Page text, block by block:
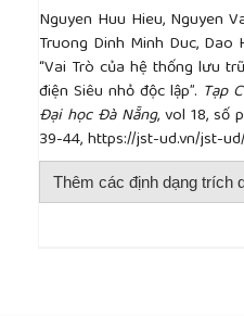
to control Microgrid
island operation”,
[14]S. Bahramirad, W.
“Reliability-
storage system in a
Grid, vol. 3, no. 4, pp.
[15]P. J. Hall, D. Euan,
technologies and
Policy, Volume 36,
Nguyen Huu Hieu, Nguyen
Truong Dinh Minh Duc, Dao
“Vai Trò của hệ thống lưu
điện Siêu nhỏ độc lập”. Tạp
Đại học Đà Nẵng, vol 18, số
39-44, https://jst-ud.vn/jst-
Thêm các định dạng trích